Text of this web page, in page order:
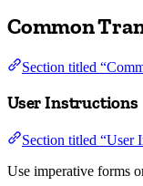
Common
Section titled
User Instructions
Section titled “User
Use imperative forms